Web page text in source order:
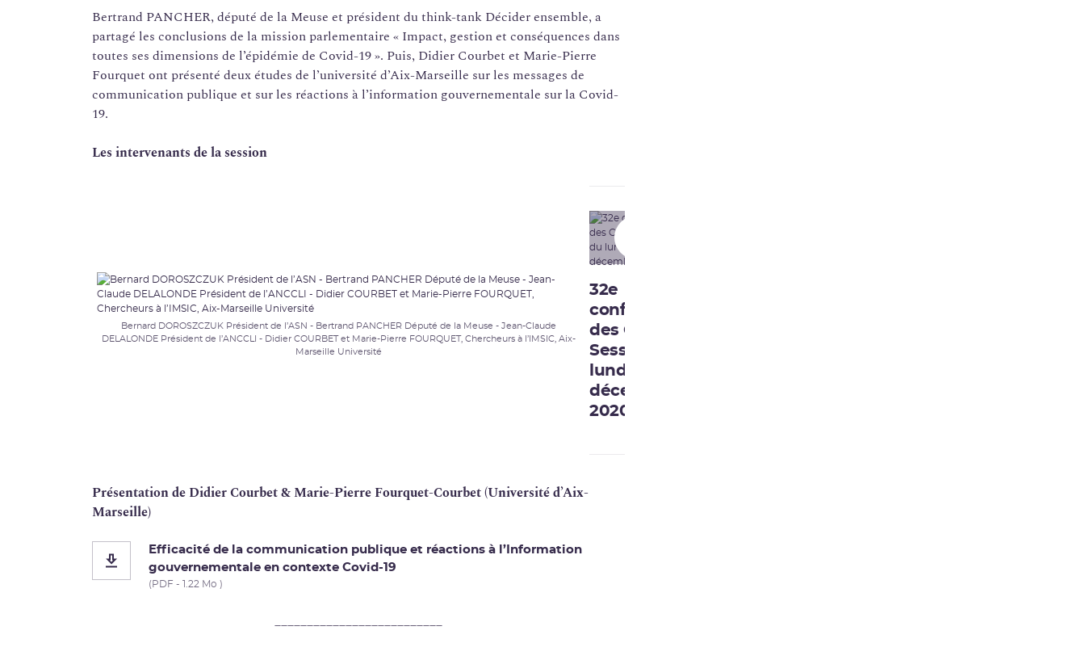
Bertrand PANCHER, député de la Meuse et président du think-tank Décider ensemble, a
partagé les conclusions de la mission parlementaire « Impact, gestion et conséquences dans
toutes ses dimensions de l’épidémie de Covid-19 ». Puis, Didier Courbet et Marie-Pierre
Fourquet ont présenté deux études de l’université d’Aix-Marseille sur les messages de
communication publique et sur les réactions à l’information gouvernementale sur la Covid-
19.
Les intervenants de la session
Bernard DOROSZCZUK Président de l’ASN - Bertrand PANCHER Député de la Meuse - Jean-Claude
DELALONDE Président de l’ANCCLI - Didier COURBET et Marie-Pierre FOURQUET, Chercheurs à l’IMSIC, Aix-
Marseille Université
32e
conférence
des CLI -
Session du
lundi 7
décembre
2020
Présentation de Didier Courbet & Marie-Pierre Fourquet-Courbet (Université d’Aix-
Marseille)
Efficacité de la communication publique et réactions à l’Information
gouvernementale en contexte Covid-19
(PDF - 1.22 Mo )
__________________________